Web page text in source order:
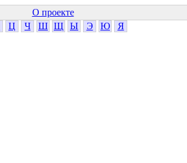
О проекте
Ц Ч Ш Щ Ы Э Ю Я